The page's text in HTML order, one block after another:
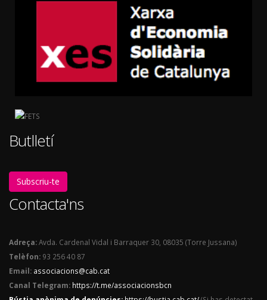
Butlletí
Subscriu-te
Contacta'ns
Adreça:Avda. Cardenal Vidal i Barraquer 30, 08035 (Torre Jussana)
Telèfon: 93 256 40 87
Email: associacions@cab.cat
Canal Telegram: https://t.me/associacionsbcn